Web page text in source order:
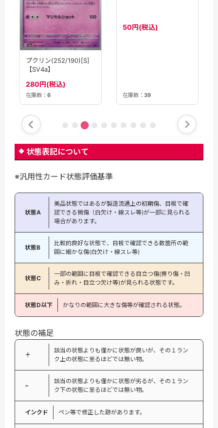
プクリン(252/190)[S]
【SV4a】
280円(税込)
在庫数： 6 在庫数： 39
状態表記について
※汎用性カード状態評価基準
状態A
美品状態ではあるが製造流通上の初期傷、目視で確
認できる微傷（白欠け・線スレ等)が一部に見られる
場合があります。
状態B
比較的良好な状態で、目視で確認できる数箇所の範
囲に細かな傷(白欠け・線スレ等)
状態C
一部の範囲に目視で確認できる目立つ傷(擦り傷・凹
み・折れ・目立つ欠け等)が見られる状態です。
状態D以下 かなりの範囲に大きな傷等が確認される状態。
状態の補足
＋
該当の状態よりも僅かに状態が良いが、その１ラン
ク上の状態に至るほどでは無い物。
−
該当の状態よりも僅かに状態が劣るが、その１ラン
ク下の状態に至るほどでは無い物。
インクド ペン等で修正した跡があります。